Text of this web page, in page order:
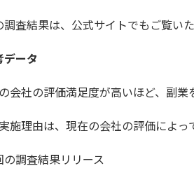
調査結果は、公式サイトでもご覧
ータ
会社の評価満足度が高いほど、副
施理由は、現在の会社の評価によっ
調査結果リリース